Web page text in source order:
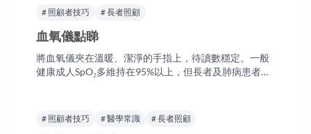
# 照顧者技巧 # 長者照顧
血氧儀點睇
將血氧儀夾在溫暖、潔淨的手指上，待讀數穩定。一般
健康成人SpO₂多維持在95%以上，但長者及肺病患者的
顧的建議家居設備之一。
# 照顧者技巧 # 醫學常識 # 長者照顧